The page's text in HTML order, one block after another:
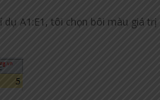
A1:E1, tôi chọn bôi màu giá trị